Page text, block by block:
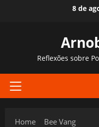
8 de
Reflexões sobre
Primary
Home Bee Vang